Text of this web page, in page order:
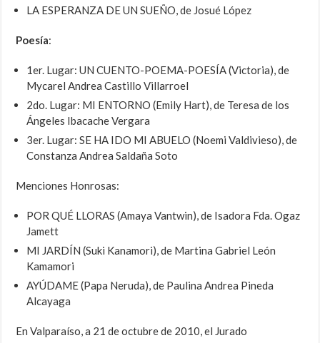
LA ESPERANZA DE UN SUEÑO, de Josué López
Poesía:
1er. Lugar: UN CUENTO-POEMA-POESÍA (Victoria), de
Mycarel Andrea Castillo Villarroel
2do. Lugar: MI ENTORNO (Emily Hart), de Teresa de los
Ángeles Ibacache Vergara
3er. Lugar: SE HA IDO MI ABUELO (Noemi Valdivieso), de
Constanza Andrea Saldaña Soto
Menciones Honrosas:
POR QUÉ LLORAS (Amaya Vantwin), de Isadora Fda. Ogaz
Jamett
MI JARDÍN (Suki Kanamori), de Martina Gabriel León
Kamamori
AYÚDAME (Papa Neruda), de Paulina Andrea Pineda
Alcayaga
En Valparaíso, a 21 de octubre de 2010, el Jurado